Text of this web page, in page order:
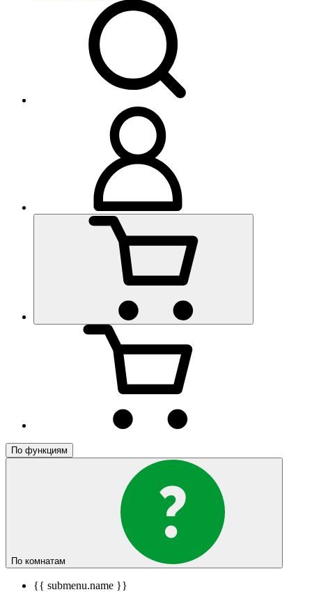
По функциям
По комнатам
{{ submenu.name }}